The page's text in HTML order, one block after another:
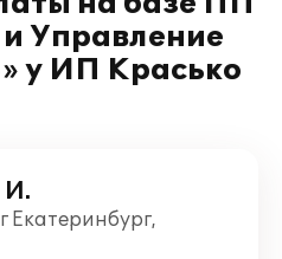
Управление
у ИП Красько
И.
Екатеринбург,